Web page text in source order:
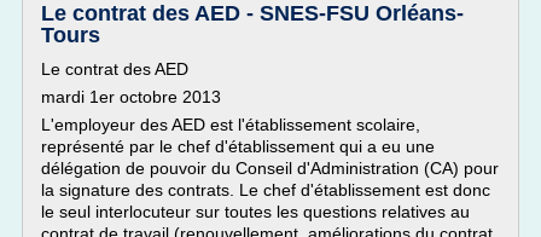
Le contrat des AED - SNES-FSU Orléans-
Tours
Le contrat des AED
mardi 1er octobre 2013
L'employeur des AED est l'établissement scolaire,
représenté par le chef d'établissement qui a eu une
délégation de pouvoir du Conseil d'Administration (CA) pour
la signature des contrats. Le chef d'établissement est donc
le seul interlocuteur sur toutes les questions relatives au